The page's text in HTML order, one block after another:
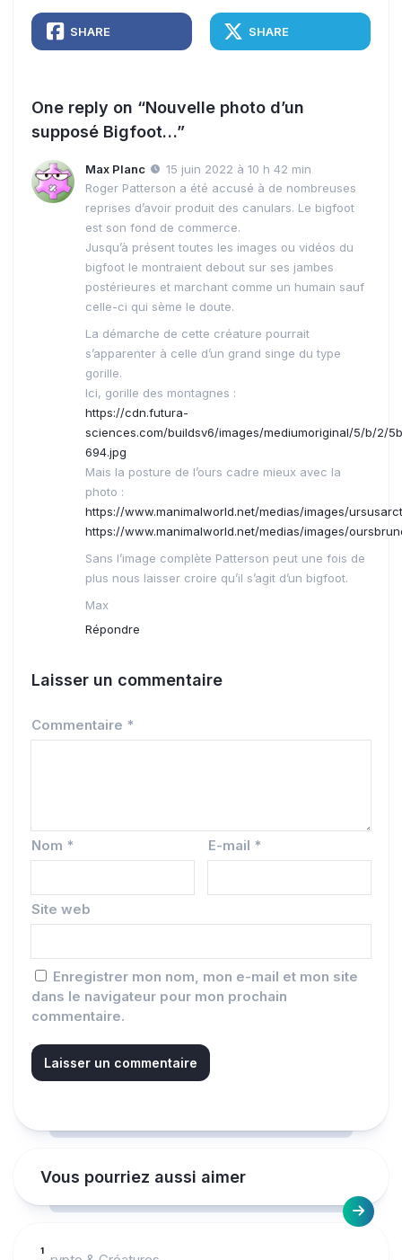
SHARE SHARE
One reply on “Nouvelle photo d’un
supposé Bigfoot…”
Max Planc
15 juin 2022 à 10 h 42 min
Roger Patterson a été accusé à de nombreuses
reprises d’avoir produit des canulars. Le bigfoot
est son fond de commerce.
Jusqu’à présent toutes les images ou vidéos du
bigfoot le montraient debout sur ses jambes
postérieures et marchant comme un humain sauf
celle-ci qui sème le doute.
La démarche de cette créature pourrait
s’apparenter à celle d’un grand singe du type
gorille.
Ici, gorille des montagnes :
https://cdn.futura-
sciences.com/buildsv6/images/mediumoriginal/5/b/2/
694.jpg
Mais la posture de l’ours cadre mieux avec la
photo :
https://www.manimalworld.net/medias/images/
https://www.manimalworld.net/medias/images/
Sans l’image complète Patterson peut une fois de
plus nous laisser croire qu’il s’agit d’un bigfoot.
Max
Répondre
Laisser un commentaire
Commentaire *
Nom * E-mail *
Site web
Enregistrer mon nom, mon e-mail et mon site
dans le navigateur pour mon prochain
commentaire.
Vous pourriez aussi aimer
1